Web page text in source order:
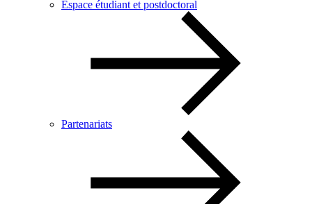
Espace étudiant et postdoctoral
Partenariats